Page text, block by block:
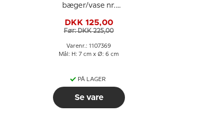
bæger/vase nr.
Royal Copenhagen
DKK 125,00
Før: DKK 225,00
Varenr.: 1107369
Mål: H: 7 cm x Ø: 6 cm
PÅ LAGER
Se vare